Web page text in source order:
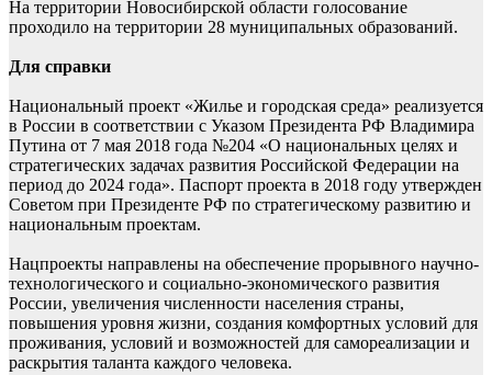
На территории Новосибирской области голосование
проходило на территории 28 муниципальных образований.
Для справки
Национальный проект «Жилье и городская среда» реализуется
в России в соответствии с Указом Президента РФ Владимира
Путина от 7 мая 2018 года №204 «О национальных целях и
стратегических задачах развития Российской Федерации на
период до 2024 года». Паспорт проекта в 2018 году утвержден
Советом при Президенте РФ по стратегическому развитию и
национальным проектам.
Нацпроекты направлены на обеспечение прорывного научно-
технологического и социально-экономического развития
России, увеличения численности населения страны,
повышения уровня жизни, создания комфортных условий для
проживания, условий и возможностей для самореализации и
раскрытия таланта каждого человека.